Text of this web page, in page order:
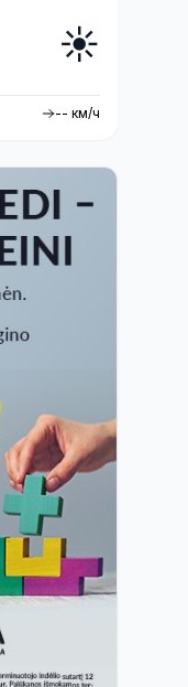
☀️
-- км/ч